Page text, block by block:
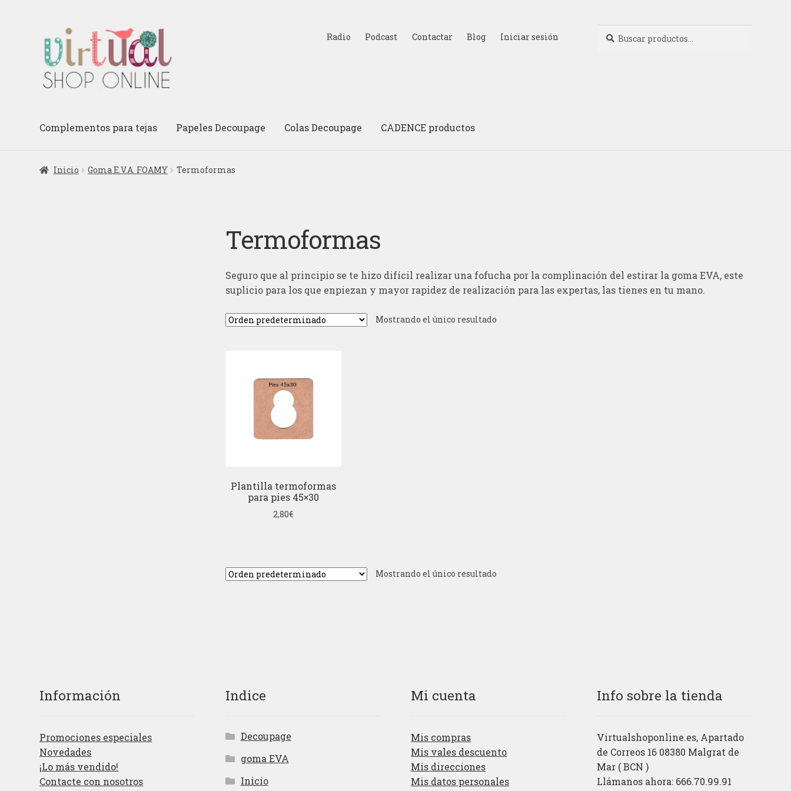
la
navegación
al
contenido
Radio Podcast Contactar Blog Iniciar sesión
por:
Complementos para tejas Papeles Decoupage Colas Decoupage CADENCE productos
Inicio Goma E.V.A. FOAMY Termoformas
Termoformas
Seguro que al principio se te hizo difícil realizar una fofucha por la complinación del estirar la goma EVA, este
suplicio para los que enpiezan y mayor rapidez de realización para las expertas, las tienes en tu mano.
Mostrando el único resultado
Plantilla termoformas
para pies 45×30
2,80€
Mostrando el único resultado
Información
Promociones especiales
Novedades
¡Lo más vendido!
Contacte con nosotros
Indice
Decoupage
goma EVA
Inicio
Mi cuenta
Mis compras
Mis vales descuento
Mis direcciones
Mis datos personales
Info sobre la tienda
Virtualshoponline.es, Apartado
de Correos 16 08380 Malgrat de
Mar ( BCN )
Llámanos ahora: 666.70.99.91